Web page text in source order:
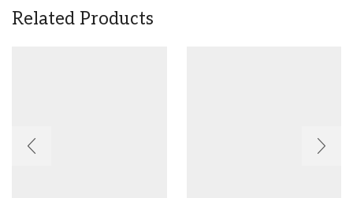
Related Products